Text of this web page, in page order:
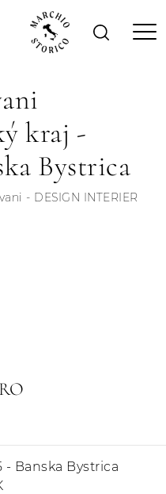
kraj -
Bystrica
- DESIGN INTERIER
- Banska Bystrica